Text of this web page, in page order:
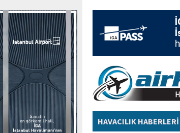
HAVACILIK HABERLERİ